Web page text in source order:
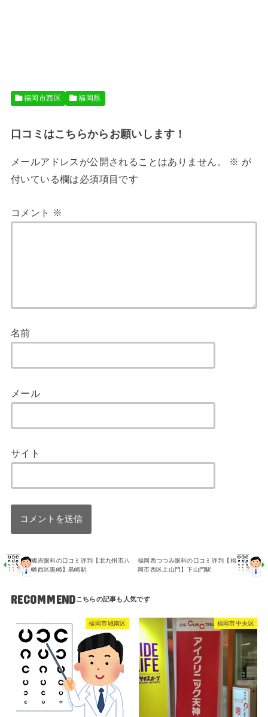
福岡市西区 福岡県
口コミはこちらからお願いします！
メールアドレスが公開されることはありません。 ※ が
付いている欄は必須項目です
コメント ※
名前
メール
サイト
國吉眼科の口コミ評判【北九州市八
幡西区黒崎】黒崎駅
福岡西つつみ眼科の口コミ評判【福
岡市西区上山門】下山門駅
RECOMMEND
福岡市城南区 福岡市中央区